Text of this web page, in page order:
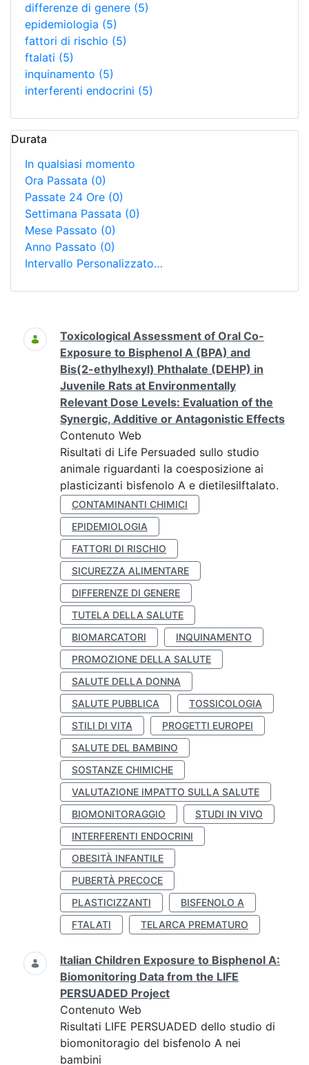
differenze di genere (5)
epidemiologia (5)
fattori di rischio (5)
ftalati (5)
inquinamento (5)
interferenti endocrini (5)
Durata
In qualsiasi momento
Ora Passata (0)
Passate 24 Ore (0)
Settimana Passata (0)
Mese Passato (0)
Anno Passato (0)
Intervallo Personalizzato…
Ricerca
Toxicological Assessment of Oral Co-
Exposure to Bisphenol A (BPA) and
Bis(2-ethylhexyl) Phthalate (DEHP) in
Juvenile Rats at Environmentally
Relevant Dose Levels: Evaluation of the
Synergic, Additive or Antagonistic Effects
Contenuto Web
Risultati di Life Persuaded sullo studio
animale riguardanti la coesposizione ai
plasticizanti bisfenolo A e dietilesilftalato.
CONTAMINANTI CHIMICI
EPIDEMIOLOGIA
FATTORI DI RISCHIO
SICUREZZA ALIMENTARE
DIFFERENZE DI GENERE
TUTELA DELLA SALUTE
BIOMARCATORI
INQUINAMENTO
PROMOZIONE DELLA SALUTE
SALUTE DELLA DONNA
SALUTE PUBBLICA
TOSSICOLOGIA
STILI DI VITA
PROGETTI EUROPEI
SALUTE DEL BAMBINO
SOSTANZE CHIMICHE
VALUTAZIONE IMPATTO SULLA SALUTE
BIOMONITORAGGIO
STUDI IN VIVO
INTERFERENTI ENDOCRINI
OBESITÀ INFANTILE
PUBERTÀ PRECOCE
PLASTICIZZANTI
BISFENOLO A
FTALATI
TELARCA PREMATURO
Italian Children Exposure to Bisphenol A:
Biomonitoring Data from the LIFE
PERSUADED Project
Contenuto Web
Risultati LIFE PERSUADED dello studio di
biomonitoragio del bisfenolo A nei
bambini